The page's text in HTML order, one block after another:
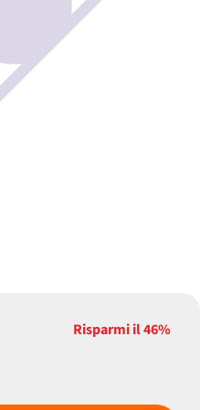
Risparmi il46%